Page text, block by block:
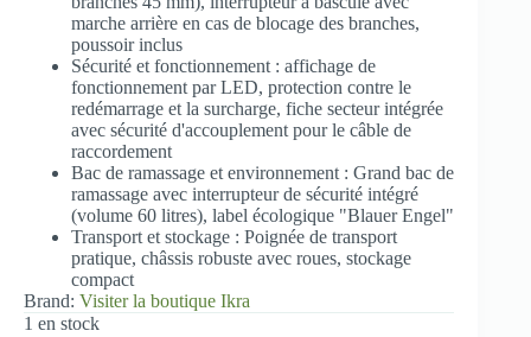
marche arrière en cas de blocage des branches,
poussoir inclus
Sécurité et fonctionnement : affichage de
fonctionnement par LED, protection contre le
redémarrage et la surcharge, fiche secteur intégrée
avec sécurité d'accouplement pour le câble de
raccordement
Bac de ramassage et environnement : Grand bac de
ramassage avec interrupteur de sécurité intégré
(volume 60 litres), label écologique "Blauer Engel"
Transport et stockage : Poignée de transport
pratique, châssis robuste avec roues, stockage
compact
Brand: Visiter la boutique Ikra
1 en stock